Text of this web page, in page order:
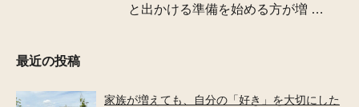
と出かける準備を始める方が増 …
最近の投稿
家族が増えても、自分の「好き」を大切にした